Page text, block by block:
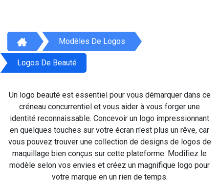
Modèles De Logos
Logos De Beauté
Un logo beauté est essentiel pour vous démarquer dans ce
créneau concurrentiel et vous aider à vous forger une
identité reconnaissable. Concevoir un logo impressionnant
en quelques touches sur votre écran n'est plus un rêve, car
vous pouvez trouver une collection de designs de logos de
maquillage bien conçus sur cette plateforme. Modifiez le
modèle selon vos envies et créez un magnifique logo pour
votre marque en un rien de temps.